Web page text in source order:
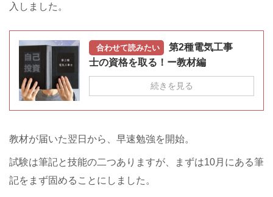
入しました。
合わせて読みたい
第2種電気工事
士の資格を取る！ー教材編
続きを見る
教材が届いた翌日から、早速勉強を開始。
試験は筆記と技能の二つありますが、まずは10月にある筆
記をまず固めることにしました。